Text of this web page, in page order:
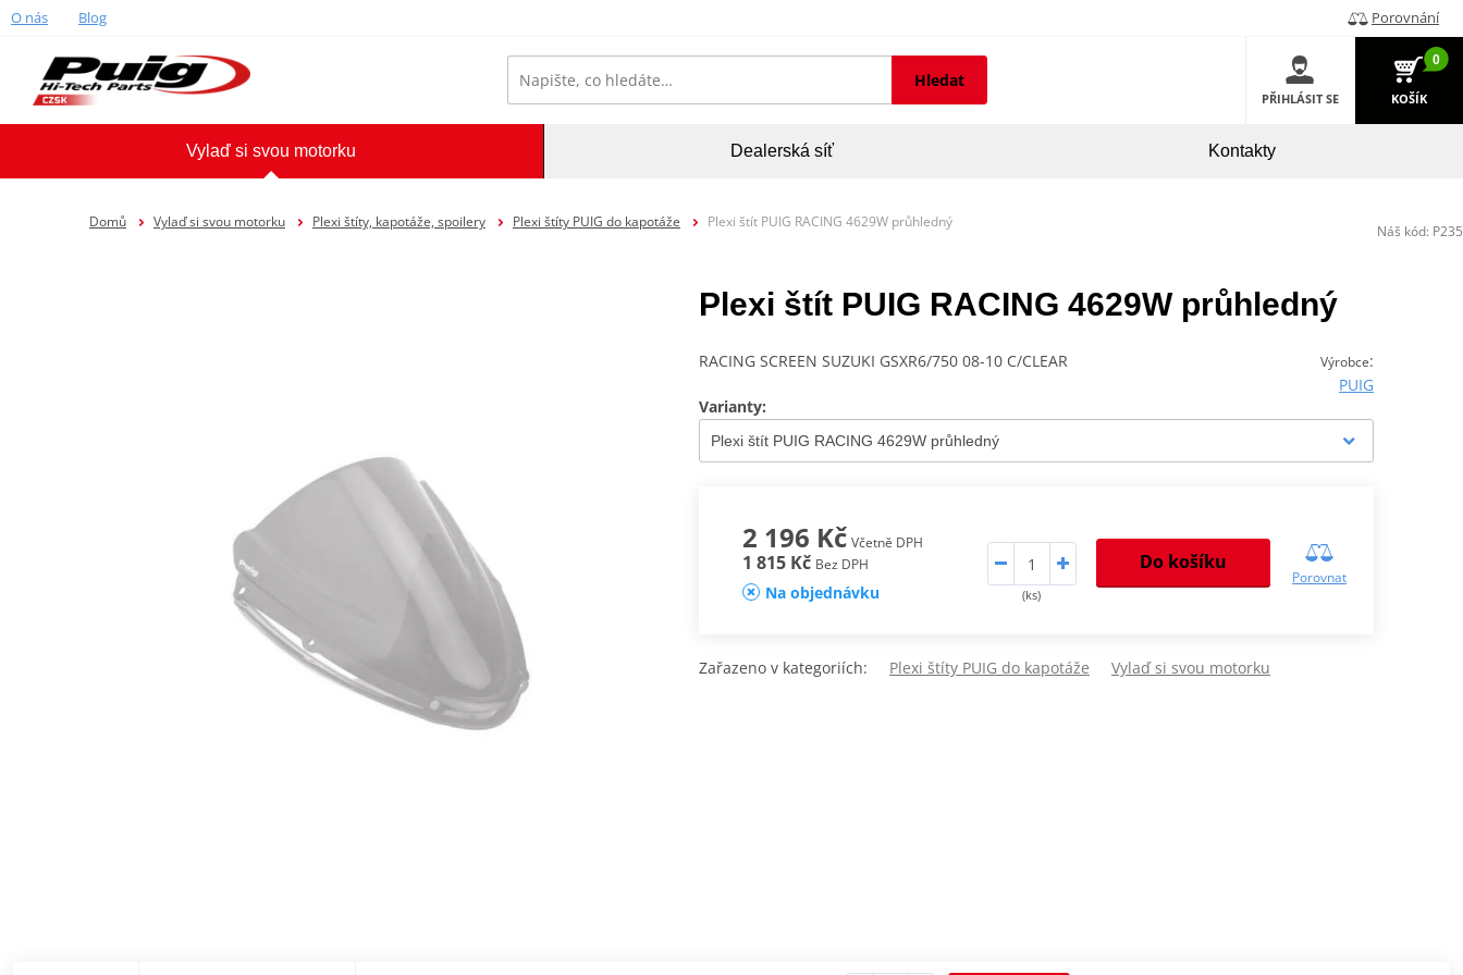
O nás Blog Porovnání
Hledat
PŘIHLÁSIT SE
0
KOŠÍK
Vylaď si svou motorku Dealerská síť Kontakty
Domů Vylaď si svou motorku Plexi štíty, kapotáže, spoilery Plexi štíty PUIG do kapotáže Plexi štít PUIG RACING 4629W průhledný
Plexi štít PUIG RACING 4629W průhledný
Výrobce:
PUIG
RACING SCREEN SUZUKI GSXR6/750 08-10 C/CLEAR
Varianty:
2 196 Kč Včetně DPH
1 815 Kč Bez DPH
Na objednávku (ks)
Do košíku
Porovnat
Zařazeno v kategoriích: Plexi štíty PUIG do kapotáže Vylaď si svou motorku
Náš kód: P235